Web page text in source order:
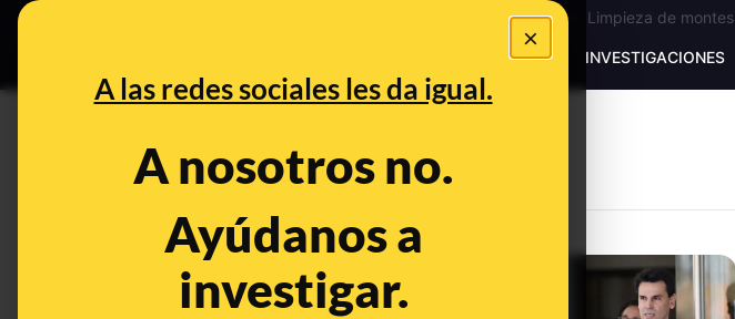
×
A las redes sociales les da igual.
A nosotros no.
Ayúdanos a
investigar.
Bulos Ceuta • Limpieza de montes
PREBUNKING INVESTIGACIONES